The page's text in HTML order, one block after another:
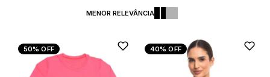
MENOR RELEVÂNCIA
50%OFF 40%OFF